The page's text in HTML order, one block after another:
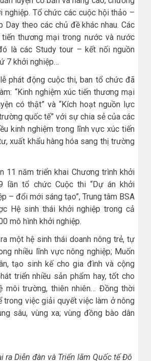
nghiệp. Tổ chức các cuộc hội thảo –
Day theo các chủ đề khác nhau. Các
thương mại trong nước và nước
là các Study tour – kết nối nguồn
7 khởi nghiệp…
phát động cuộc thi, ban tổ chức đã
“Kinh nghiệm xúc tiến thương mại
có thật” và “Kích hoạt nguồn lực
quốc tế” với sự chia sẻ của các
kinh nghiệm trong lĩnh vực xúc tiến
xuất khẩu hàng hóa sang thị trường
11 năm triển khai Chương trình khởi
lần tổ chức Cuộc thi “Dự án khởi
– đổi mới sáng tạo”, Trung tâm BSA
Hệ sinh thái khởi nghiệp trong cả
mô hình khởi nghiệp.
một hệ sinh thái doanh nông trẻ, tự
nhiều lĩnh vực nông nghiệp; Muốn
tạo sinh kế cho gia đình và cộng
triển nhiều sản phẩm hay, tốt cho
môi trường, thiên nhiên… Đồng thời
trong việc giải quyết việc làm ở nông
sâu, vùng xa; vùng đồng bào dân
ra Diễn đàn và Triển lãm Quốc tế Đô